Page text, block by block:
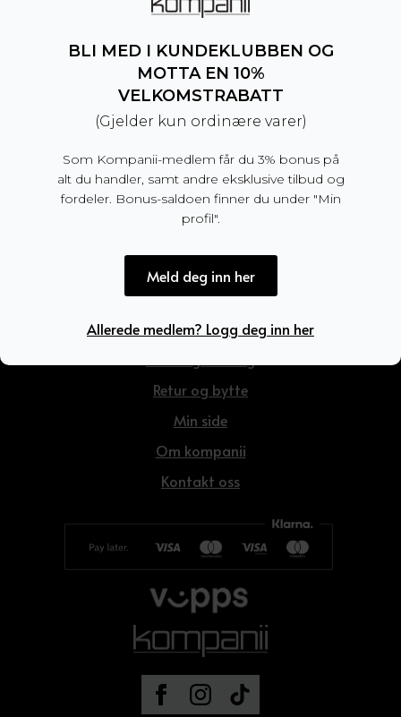
Alpha Pant Navy
1.199kr
Kundeservice
Kjøpsbetingelser
Retur og bytte
Min side
Om kompanii
Kontakt oss
BLI MED I KUNDEKLUBBEN OG
MOTTA EN 10%
VELKOMSTRABATT
(Gjelder kun ordinære varer)
Som Kompanii-medlem får du 3% bonus på
alt du handler, samt andre eksklusive tilbud og
fordeler. Bonus-saldoen finner du under "Min
profil".
Meld deg inn her
Allerede medlem? Logg deg inn her